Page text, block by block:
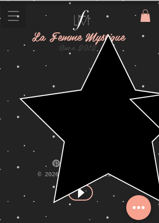
La Femme Mystique
Since 2012
© 2026La Femme Mystique